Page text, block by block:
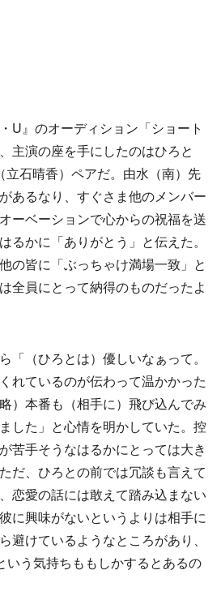
U』のオーディション「ショート
主演の座を手にしたのはひろと
立石晴香）ペアだ。由水（南）先
あるなり、すぐさま他のメンバー
ーベーションで心からの祝福を送
るかに「ありがとう」と伝えた。
の皆に「ぶっちゃけ満場一致」と
全員にとって納得のものだったよ
「（ひろとは）優しいなぁって。
れているのが伝わって温かかった
）本番も（相手に）飛び込んでみ
した」と心情を明かしていた。控
苦手そうなはるかにとっては大き
だ、ひろとの前では冗談も言えて
恋愛の話には敢えて踏み込まない
に興味がないというよりは相手に
避けているようなところがあり、
いう気持ちももしかするとあるの